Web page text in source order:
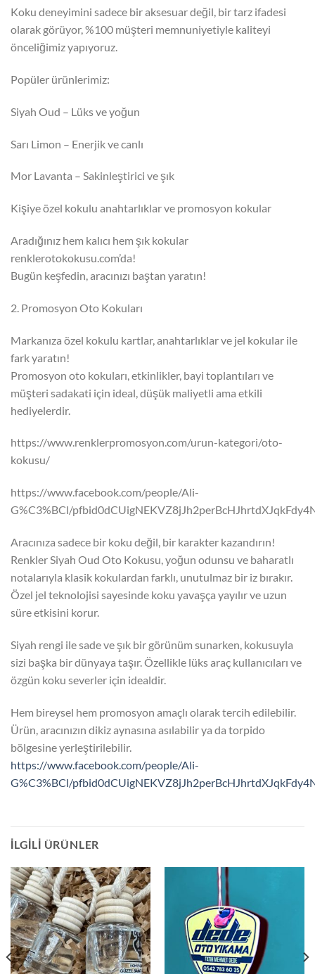
Koku deneyimini sadece bir aksesuar değil, bir tarz ifadesi
olarak görüyor, %100 müşteri memnuniyetiyle kaliteyi
önceliğimiz yapıyoruz.
Popüler ürünlerimiz:
Siyah Oud – Lüks ve yoğun
Sarı Limon – Enerjik ve canlı
Mor Lavanta – Sakinleştirici ve şık
Kişiye özel kokulu anahtarlıklar ve promosyon kokular
Aradığınız hem kalıcı hem şık kokular
renklerotokokusu.com’da!
Bugün keşfedin, aracınızı baştan yaratın!
2. Promosyon Oto Kokuları
Markanıza özel kokulu kartlar, anahtarlıklar ve jel kokular ile
fark yaratın!
Promosyon oto kokuları, etkinlikler, bayi toplantıları ve
müşteri sadakati için ideal, düşük maliyetli ama etkili
hediyelerdir.
https://www.renklerpromosyon.com/urun-kategori/oto-
kokusu/
https://www.facebook.com/people/Ali-
G%C3%BCl/
Aracınıza sadece bir koku değil, bir karakter kazandırın!
Renkler Siyah Oud Oto Kokusu, yoğun odunsu ve baharatlı
notalarıyla klasik kokulardan farklı, unutulmaz bir iz bırakır.
Özel jel teknolojisi sayesinde koku yavaşça yayılır ve uzun
süre etkisini korur.
Siyah rengi ile sade ve şık bir görünüm sunarken, kokusuyla
sizi başka bir dünyaya taşır. Özellikle lüks araç kullanıcıları ve
özgün koku severler için idealdir.
Hem bireysel hem promosyon amaçlı olarak tercih edilebilir.
Ürün, aracınızın dikiz aynasına asılabilir ya da torpido
bölgesine yerleştirilebilir.
https://www.facebook.com/people/Ali-
G%C3%BCl/
İLGILI ÜRÜNLER